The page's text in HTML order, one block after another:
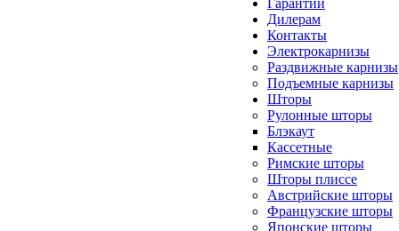
Гарантии
Дилерам
Контакты
Электрокарнизы
Раздвижные карнизы
Подъемные карнизы
Шторы
Рулонные шторы
Блэкаут
Кассетные
Римские шторы
Шторы плиссе
Австрийские шторы
Французские шторы
Японские шторы